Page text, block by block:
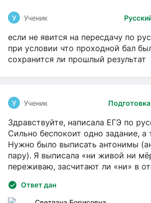
У Ученик
если не явится на пересдачу по
при условии что проходной бал
сохранится ли прошлый результат
У Ученик
Здравствуйте, написала ЕГЭ по
Сильно беспокоит одно задание, а
Нужно было выписать антонимы
пару). Я выписала «ни живой ни
переживаю, засчитают ли «ни» в
Ответ дан